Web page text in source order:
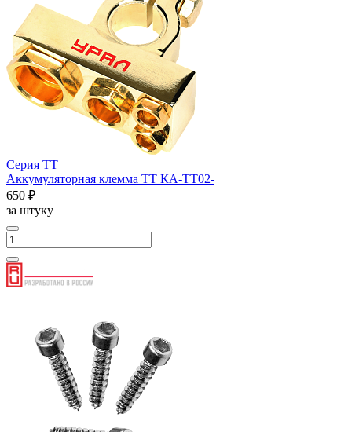
Серия ТТ
Аккумуляторная клемма ТТ КА-ТТ02-
650 ₽
за штуку